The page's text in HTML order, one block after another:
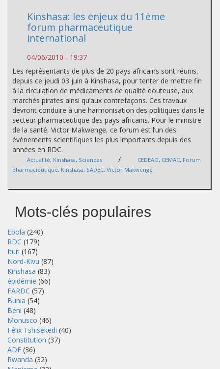
Kinshasa: les enjeux du 11ème
forum pharmaceutique
international
04/06/2010 - 19:37
Les représentants de plus de 20 pays africains sont réunis,
depuis ce jeudi 03 juin à Kinshasa, pour tenter de mettre fin
à la circulation de médicaments de qualité douteuse, aux
marchés pirates ainsi qu’aux contrefaçons. Ces travaux
devront conduire à une harmonisation des politiques dans le
secteur pharmaceutique des pays africains. Pour le ministre
de la santé, Victor Makwenge, ce forum est l’un des
évènements scientifiques les plus importants depuis des
années en RDC.
Actualité, Kinshasa, Sciences / CEDEAO, CEMAC, Forum
pharmacieutique, Kinshasa, SADEC, Victor Makwenge
Mots-clés populaires
Ebola (240)
RDC (179)
Ituri (167)
Nord-Kivu (87)
Kinshasa (83)
épidémie (66)
FARDC (57)
Bunia (54)
Beni (48)
Monusco (46)
Félix Tshisekedi (40)
Constitution (37)
ADF (36)
Rwanda (32)